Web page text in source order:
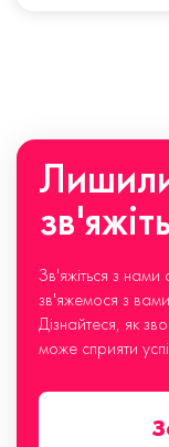
Зв'яжіться з
зв'яжемося з
Дізнайтеся, як
може сприяти